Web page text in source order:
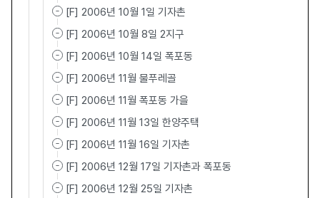
[F] 2006년 10월 1일 기자촌
[F] 2006년 10월 8일 2지구
[F] 2006년 10월 14일 폭포동
[F] 2006년 11월 물푸레골
[F] 2006년 11월 폭포동 가을
[F] 2006년 11월 13일 한양주택
[F] 2006년 11월 16일 기자촌
[F] 2006년 12월 17일 기자촌과 폭포동
[F] 2006년 12월 25일 기자촌